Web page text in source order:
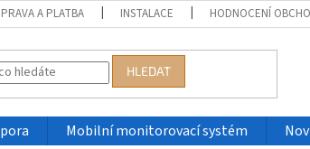
A PLATBA INSTALACE HODNOCENÍ
HLEDAT
Mobilní monitorovací systém